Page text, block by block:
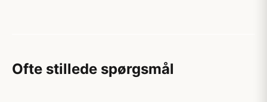
Ofte stillede spørgsmål